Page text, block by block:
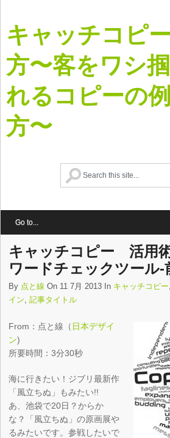
キャッチコピ
方〜客をワシ
れるコピーの
方〜
キャッチコピー 活用術
ワードチェックツール‐
By 点と線 On 11 7月 2013 In キャッチコピー
イン,記事タイトル
From：点と線（ 日本デザイ
ン)
所要時間：3分30秒
海に行きたい！ジブリ最新作
「風立ちぬ」もみたい!!
あ、池袋で20日？からか
な？「風立ちぬ」の原画展や
るみたいです。参戦したいで